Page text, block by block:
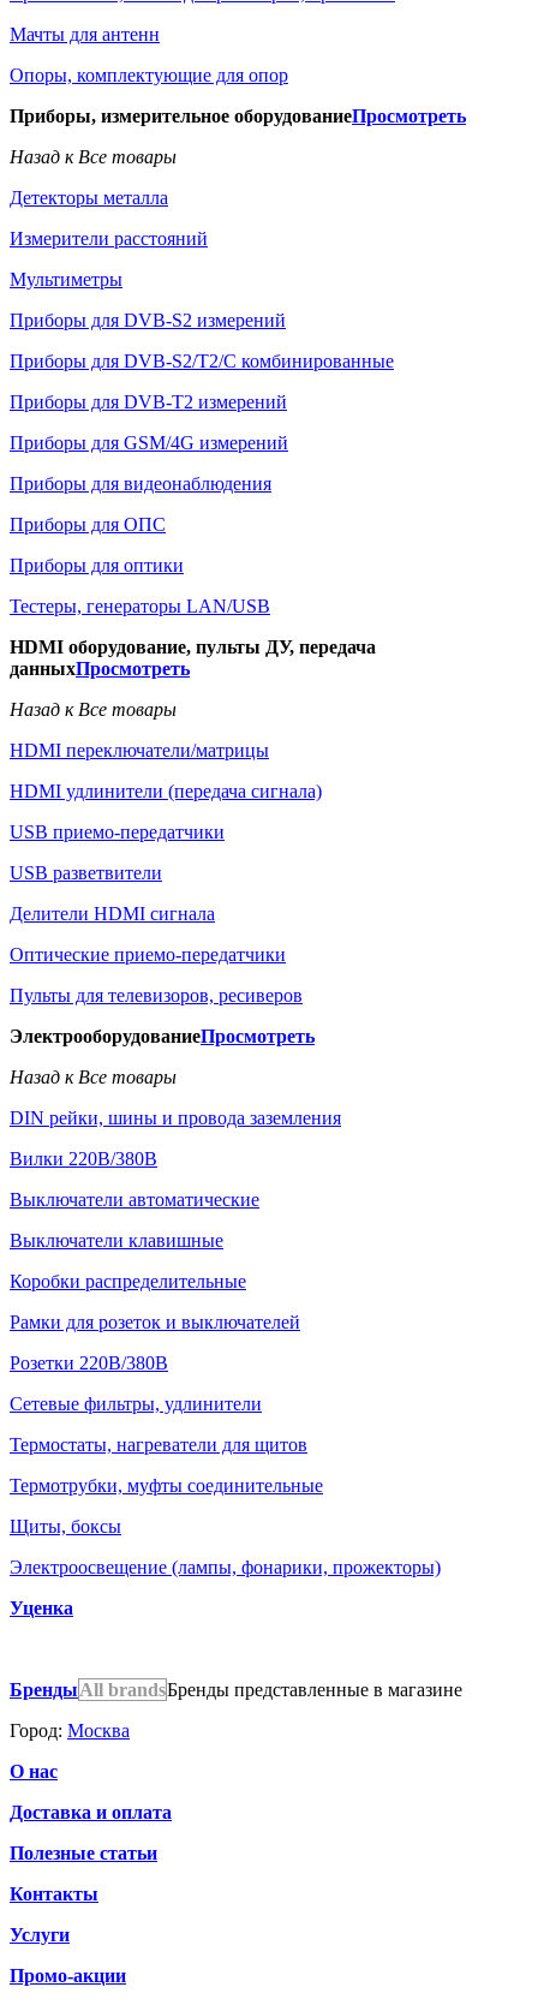
Мачты для антенн
Опоры, комплектующие для опор
Приборы, измерительное оборудованиеПросмотреть
Назад к Все товары
Детекторы металла
Измерители расстояний
Мультиметры
Приборы для DVB-S2 измерений
Приборы для DVB-S2/T2/C комбинированные
Приборы для DVB-T2 измерений
Приборы для GSM/4G измерений
Приборы для видеонаблюдения
Приборы для ОПС
Приборы для оптики
Тестеры, генераторы LAN/USB
HDMI оборудование, пульты ДУ, передача
данныхПросмотреть
Назад к Все товары
HDMI переключатели/матрицы
HDMI удлинители (передача сигнала)
USB приемо-передатчики
USB разветвители
Делители HDMI сигнала
Оптические приемо-передатчики
Пульты для телевизоров, ресиверов
ЭлектрооборудованиеПросмотреть
Назад к Все товары
DIN рейки, шины и провода заземления
Вилки 220В/380В
Выключатели автоматические
Выключатели клавишные
Коробки распределительные
Рамки для розеток и выключателей
Розетки 220В/380В
Сетевые фильтры, удлинители
Термостаты, нагреватели для щитов
Термотрубки, муфты соединительные
Щиты, боксы
Электроосвещение (лампы, фонарики, прожекторы)
Уценка
БрендыAll brandsБренды представленные в магазине
Город: Москва
О нас
Доставка и оплата
Полезные статьи
Контакты
Услуги
Промо-акции